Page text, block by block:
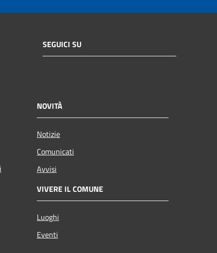
SEGUICI SU
NOVITÀ
Notizie
Comunicati
Avvisi
VIVERE IL COMUNE
Luoghi
Eventi